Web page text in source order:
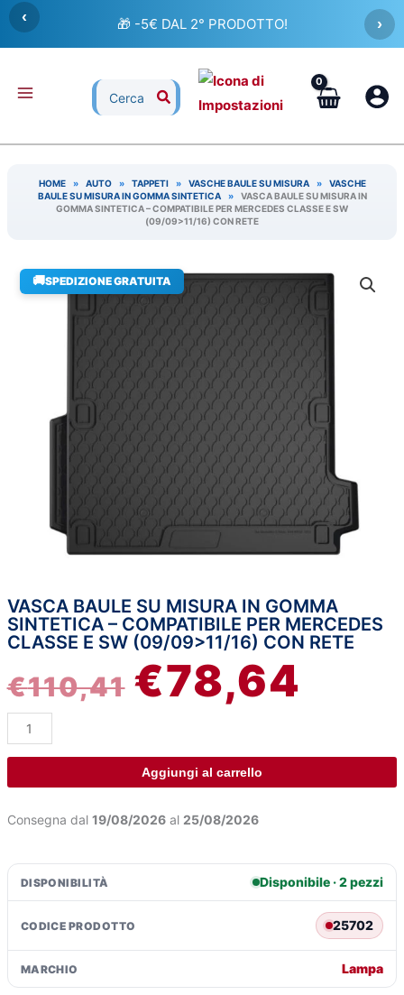
Vai
contenuto
‹ 🎁 -5€ DAL 2° PRODOTTO! ›
Ricerca
per:
HOME » AUTO » TAPPETI » VASCHE BAULE SU MISURA »
VASCHE
BAULE SU MISURA IN GOMMA SINTETICA
»
VASCA BAULE SU MISURA IN
GOMMA SINTETICA – COMPATIBILE PER MERCEDES CLASSE E SW
(09/09>11/16) CON RETE
🚚SPEDIZIONE GRATUITA
VASCA BAULE SU MISURA IN GOMMA
SINTETICA – COMPATIBILE PER MERCEDES
CLASSE E SW (09/09>11/16) CON RETE
€110,41
IL
PREZZO
ORIGINALE
€110,41.
€78,64
IL
Vasca
baule
su
in
gomma
sintetica
Mercedes
sw
(09/09>11/16)
Aggiungi al carrello
Consegna dal 19/08/2026al 25/08/2026
DISPONIBILITÀ Disponibile · 2 pezzi
CODICE PRODOTTO 25702
MARCHIO Lampa